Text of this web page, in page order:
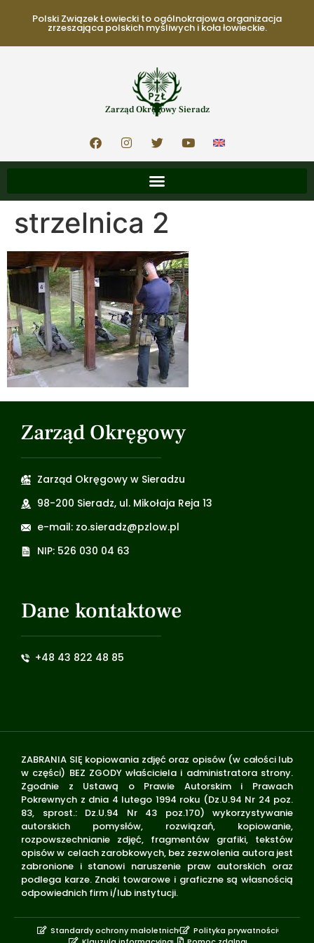
Polski Związek Łowiecki to ogólnokrajowa organizacja
zrzeszająca polskich myśliwych i koła łowieckie.
Zarząd Okręgowy Sieradz
strzelnica 2
Zarząd Okręgowy
Zarząd Okręgowy w Sieradzu
98-200 Sieradz, ul. Mikołaja Reja 13
e-mail: zo.sieradz@pzlow.pl
NIP: 526 030 04 63
Dane kontaktowe
+48 43 822 48 85
ZABRANIA SIĘ kopiowania zdjęć oraz opisów (w całości lub
w części) BEZ ZGODY właściciela i administratora strony.
Zgodnie z Ustawą o Prawie Autorskim i Prawach
Pokrewnych z dnia 4 lutego 1994 roku (Dz.U.94 Nr 24 poz.
83, sprost.: Dz.U.94 Nr 43 poz.170) wykorzystywanie
autorskich pomysłów, rozwiązań, kopiowanie,
rozpowszechnianie zdjęć, fragmentów grafiki, tekstów
opisów w celach zarobkowych, bez zezwolenia autora jest
zabronione i stanowi naruszenie praw autorskich oraz
podlega karze. Znaki towarowe i graficzne są własnością
odpowiednich firm i/lub instytucji.
Standardy ochrony małoletnich
Polityka prywatności